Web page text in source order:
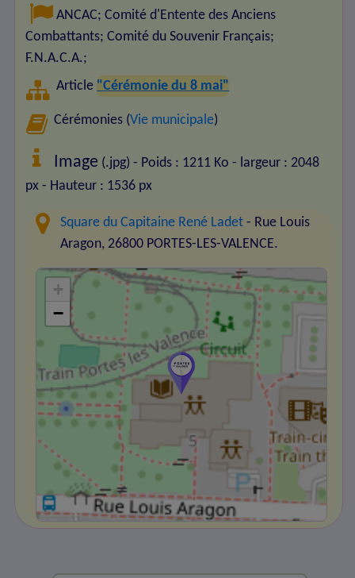
ANCAC;Comité d'Entente des Anciens
Combattants; Comité du Souvenir Français;
F.N.A.C.A.;
Article "Cérémonie du 8 mai"
Cérémonies (Vie municipale)
Image (.jpg) - Poids : 1211 Ko - largeur : 2048
px - Hauteur : 1536 px
Square du Capitaine René Ladet - Rue Louis
Aragon, 26800 PORTES-LES-VALENCE.
+
−